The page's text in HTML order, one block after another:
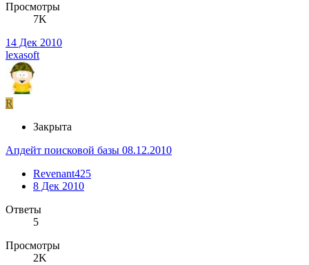
Просмотры
7K
14 Дек 2010
lexasoft
R
Закрыта
Апдейт поисковой базы 08.12.2010
Revenant425
8 Дек 2010
Ответы
5
Просмотры
2K